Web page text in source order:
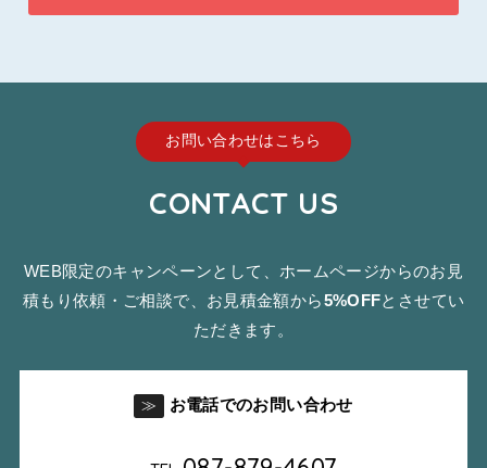
お問い合わせはこちら
CONTACT US
WEB限定のキャンペーンとして、ホームページからのお見
積もり依頼・ご相談で、お見積金額から5%OFFとさせてい
ただきます。
≫ お電話でのお問い合わせ